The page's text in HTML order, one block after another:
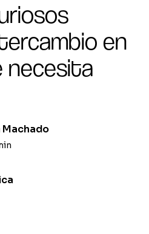
en
necesita
Machado